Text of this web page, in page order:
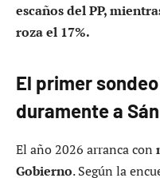
escaños del PP,
roza el 17%.
El primer
duramente a
El año 2026 arranca con
Gobierno. Según la